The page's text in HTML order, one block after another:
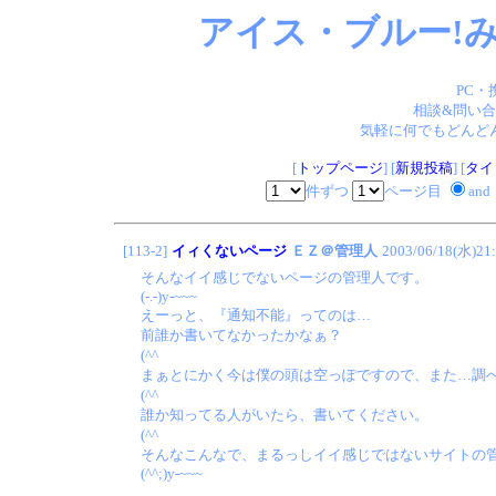
アイス・ブルー!
PC・
相談&問い
気軽に何でもどん
[トップページ] [新規投稿] [タ
件ずつ
ページ目 and
[113-2] イィくないページ ＥＺ＠管理人 2003/06/18(水
そんなイイ感じでないページの管理人です。
(-.-)y-~~~
えーっと、『通知不能』ってのは…
前誰か書いてなかったかなぁ？
(^^ゞ
まぁとにかく今は僕の頭は空っぽですので、また…調
(^^ゞ
誰か知ってる人がいたら、書いてください。
(^^ゞ
そんなこんなで、まるっしイイ感じではないサイトの
(^^;)y-~~~